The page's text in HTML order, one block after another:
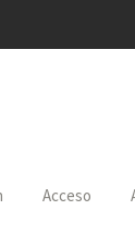
Acceso